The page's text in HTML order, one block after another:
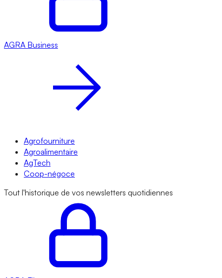
AGRA Business
Agrofourniture
Agroalimentaire
AgTech
Coop-négoce
Tout l'historique de vos newsletters quotidiennes